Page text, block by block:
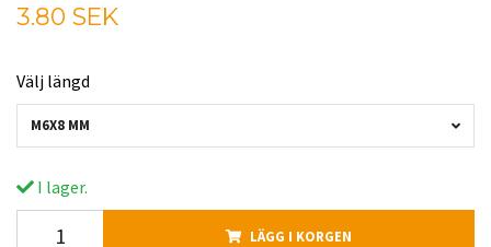
3.80 SEK
Välj längd
M6X8 MM
I lager.
LÄGG I KORGEN